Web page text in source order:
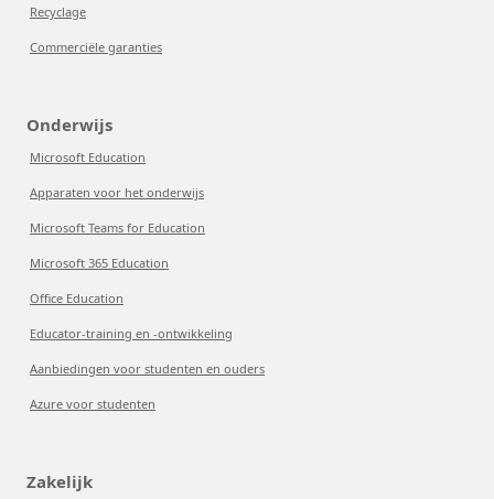
Recyclage
Commerciële garanties
Onderwijs
Microsoft Education
Apparaten voor het onderwijs
Microsoft Teams for Education
Microsoft 365 Education
Office Education
Educator-training en -ontwikkeling
Aanbiedingen voor studenten en ouders
Azure voor studenten
Zakelijk